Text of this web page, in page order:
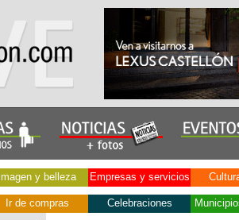
Imagen y belleza Empresas y servicios
Ir de compras Celebraciones